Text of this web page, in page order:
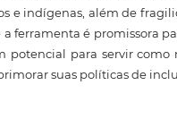
e indígenas, além de
a ferramenta é promissora
potencial para servir como
suas políticas de